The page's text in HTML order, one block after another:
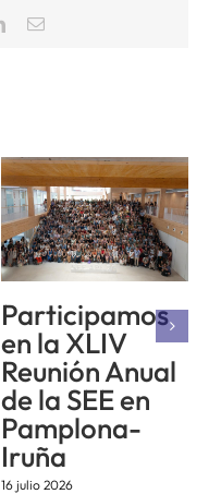
LinkedInCorreo
Participamos
en la XLIV
Reunión Anual
de la SEE en
Pamplona-
Iruña
16 julio 2026